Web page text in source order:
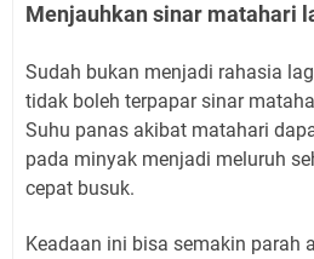
Menjauhkan sinar matahari
Sudah bukan menjadi rahasia
tidak boleh terpapar sinar
Suhu panas akibat matahari
pada minyak menjadi meluruh
cepat busuk.
Keadaan ini bisa semakin parah